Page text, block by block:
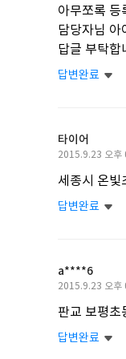
아무쪼록 등
담당자님 아
답글 부탁합
답변완료
타이어
작
일
2015.9.23 오후
세종시 온빛
답변완료
a****6
작
일
2015.9.23 오후
판교 보평
답변완료